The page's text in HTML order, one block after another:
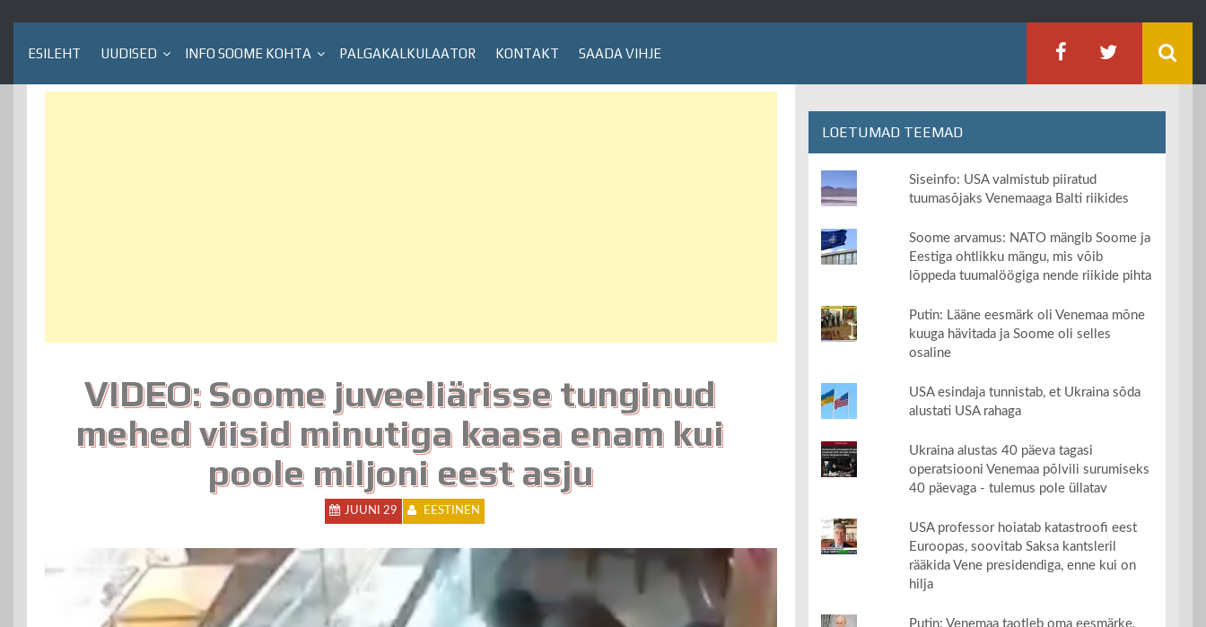
ESILEHT UUDISED INFO SOOME KOHTA PALGAKALKULAATOR KONTAKT SAADA VIHJE
VIDEO: Soome juveeliärisse tunginud
mehed viisid minutiga kaasa enam kui
poole miljoni eest asju
JUUNI 29 EESTINEN
LOETUMAD TEEMAD
Siseinfo: USA valmistub piiratud
tuumasõjaks Venemaaga Balti riikides
Soome arvamus: NATO mängib Soome ja
Eestiga ohtlikku mängu, mis võib
lõppeda tuumalöögiga nende riikide pihta
Putin: Lääne eesmärk oli Venemaa mõne
kuuga hävitada ja Soome oli selles
osaline
USA esindaja tunnistab, et Ukraina sõda
alustati USA rahaga
Ukraina alustas 40 päeva tagasi
operatsiooni Venemaa põlvili surumiseks
40 päevaga - tulemus pole üllatav
USA professor hoiatab katastroofi eest
Euroopas, soovitab Saksa kantsleril
rääkida Vene presidendiga, enne kui on
hilja
Putin: Venemaa taotleb oma eesmärke,